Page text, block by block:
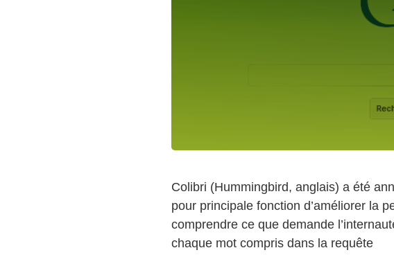
Colibri (Hummingbird, anglais) a été
pour principale fonction d’améliorer la
comprendre ce que demande
chaque mot compris dans la requête